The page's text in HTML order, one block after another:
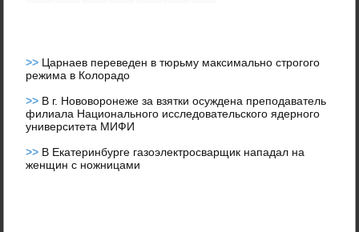
>> Царнаев переведен в тюрьму максимально строгого
режима в Колорадо
>> В г. Нововоронеже за взятки осуждена преподаватель
филиала Национального исследовательского ядерного
университета МИФИ
>> В Екатеринбурге газоэлектросварщик нападал на
женщин с ножницами